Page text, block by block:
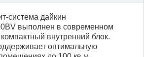
система дайкин
выполнен в современном
внутренний блок.
оптимальную